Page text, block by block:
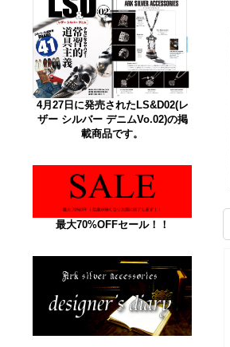
4月27日に発売されたLS&D02(レ
ザー シルバー デニムVo.02)の掲
載商品です。
最大70%OFFセール！！